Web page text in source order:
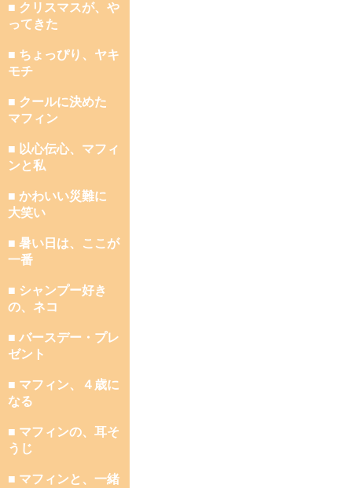
■ クリスマスが、や
ってきた
■ ちょっぴり、ヤキ
モチ
■ クールに決めた
マフィン
■ 以心伝心、マフィ
ンと私
■ かわいい災難に
大笑い
■ 暑い日は、ここが
一番
■ シャンプー好き
の、ネコ
■ バースデー・プレ
ゼント
■ マフィン、４歳に
なる
■ マフィンの、耳そ
うじ
■ マフィンと、一緒